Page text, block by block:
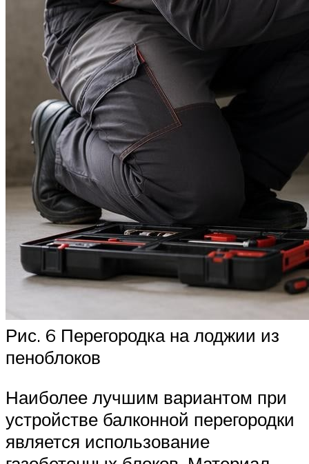
Рис. 6 Перегородка на лоджии из
пеноблоков
Наиболее лучшим вариантом при
устройстве балконной перегородки
является использование